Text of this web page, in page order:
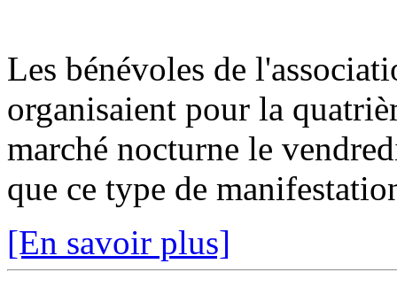
Les bénévoles de
organisaient pour la
marché nocturne le
que ce type de
[En savoir plus]